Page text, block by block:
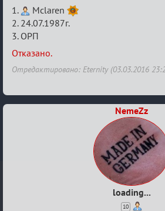
Re:
Заявки
в
Авторитеты²
1.
Mclaren
2. 24.07.1987г.
3. ОРП
Отказано.
Отредактировано: Eternity (03.03.2016
NemeZz
loading...
10